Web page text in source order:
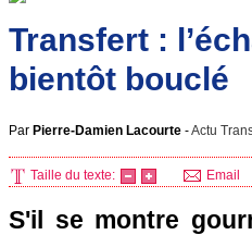
Transfert :
bientôt bouclé
Par Pierre-Damien Lacourte -Actu
Taille du texte: Email
S'il se montre